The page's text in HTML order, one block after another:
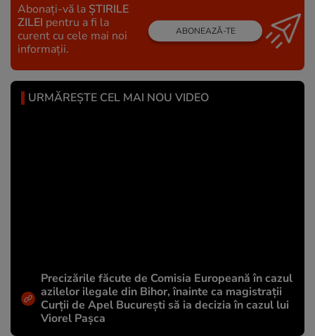
Abonați-vă la ȘTIRILE
ZILEI pentru a fi la
curent cu cele mai noi
informații.
ABONEAZĂ-TE
URMĂREȘTE CEL MAI NOU VIDEO
Precizările făcute de Comisia Europeană în cazul
azilelor ilegale din Bihor, înainte ca magistrații
Curții de Apel București să ia decizia în cazul lui
Viorel Pașca